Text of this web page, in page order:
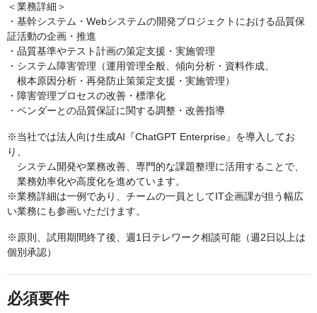
＜業務詳細＞
・基幹システム・Webシステムの開発プロジェクトにおける品質保
証活動の企画・推進
・品質基準やテスト計画の策定支援・実施管理
・システム障害管理（運用管理全般、傾向分析・資料作成、
根本原因分析・再発防止策策定支援・実施管理）
・障害管理プロセスの改善・標準化
・ベンダーとの品質保証に関する調整・改善指導
※当社では法人向け生成AI『ChatGPT Enterprise』を導入してお
り、
システム開発や業務改善、専門的な課題整理に活用することで、
業務効率化や高度化を進めています。
※業務詳細は一例であり、チームの一員としてIT企画課が担う幅広
い業務にも参画いただけます。
※原則、試用期間終了後、週1日テレワーク相談可能（週2日以上は
個別承認）
必須要件